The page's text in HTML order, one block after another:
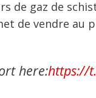
de gaz de
de vendre au
here:https://